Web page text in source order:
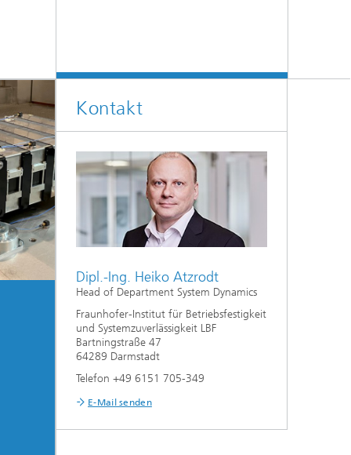
Kontakt
Dipl.-Ing. Heiko Atzrodt
Head of Department System Dynamics
Fraunhofer-Institut für Betriebsfestigkeit
und Systemzuverlässigkeit LBF
Bartningstraße 47
64289 Darmstadt
Telefon +49 6151 705-349
E-Mail senden